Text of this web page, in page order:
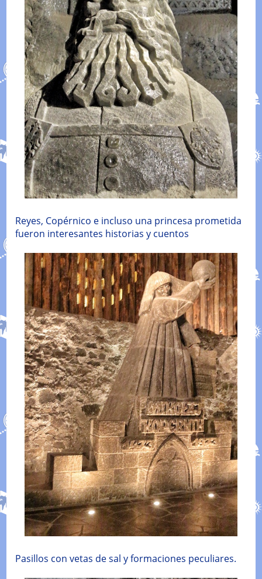
Reyes, Copérnico e incluso una princesa prometida
fueron interesantes historias y cuentos
Pasillos con vetas de sal y formaciones peculiares.